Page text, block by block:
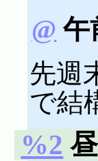
@ 午
先週
で結
%2 昼